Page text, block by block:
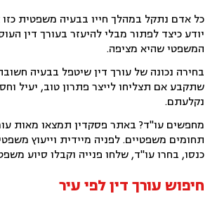
כל אדם נתקל במהלך חייו בבעיה משפטית כזו
יודע כיצד לפתור מבלי להיעזר בעורך דין
המשפטי שהיא מציפה.
בחירה נכונה של עורך דין שיטפל בבעיה
שתקבע אם תצליחו לייצר פתרון טוב, יעיל
נקלעתם.
מחפשים עו"ד? באתר פסקדין תמצאו מאות
תחומים משפטיים. לפניה מיידית וייעוץ
כנסו, בחרו עו"ד, שלחו פנייה וקבלו סיוע
חיפוש עורך דין לפי עיר